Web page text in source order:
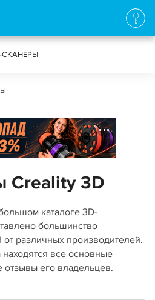
СКАНЕРЫ
Creality 3D
каталоге 3D-
большинство
различных производителей.
все основные
отзывы его владельцев.